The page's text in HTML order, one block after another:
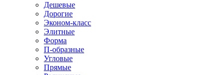
Дешевые
Дорогие
Эконом-класс
Элитные
Форма
П-образные
Угловые
Прямые